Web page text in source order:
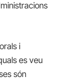
i
es veu
són